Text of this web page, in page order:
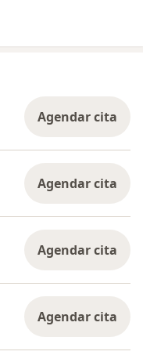
Agendar cita
Agendar cita
Agendar cita
Agendar cita